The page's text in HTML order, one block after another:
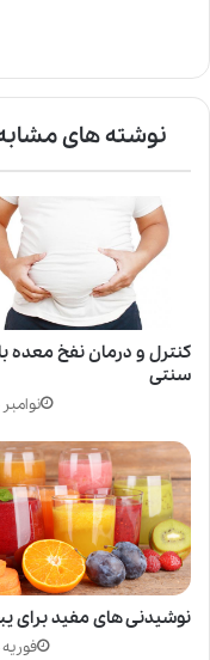
نوشته های
کنترل و درمان نفخ معده
سنتی
نوامبر 5, 2018
نوشیدنی های مفید برای
فوریه 4, 2019